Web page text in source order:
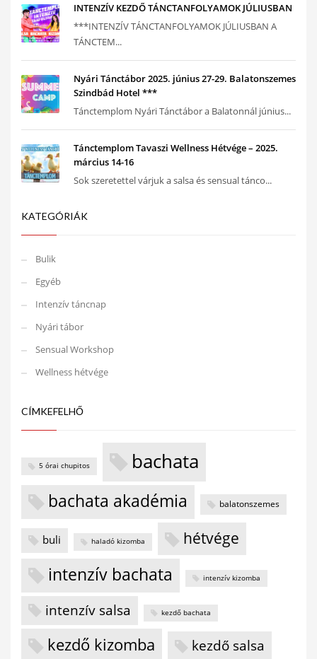
INTENZÍV KEZDŐ TÁNCTANFOLYAMOK JÚLIUSBAN
***INTENZÍV TÁNCTANFOLYAMOK JÚLIUSBAN A
TÁNCTEM...
Nyári Tánctábor 2025. június 27-29. Balatonszemes
Szindbád Hotel ***
Tánctemplom Nyári Tánctábor a Balatonnál június...
Tánctemplom Tavaszi Wellness Hétvége – 2025.
március 14-16
Sok szeretettel várjuk a salsa és sensual tánco...
KATEGÓRIÁK
Bulik
Egyéb
Intenzív táncnap
Nyári tábor
Sensual Workshop
Wellness hétvége
CÍMKEFELHŐ
5 órai chupitos bachata
bachata akadémia balatonszemes
buli haladó kizomba hétvége
intenzív bachata intenzív kizomba
intenzív salsa kezdő bachata
kezdő kizomba kezdő salsa